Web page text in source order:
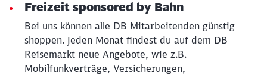
Freizeit sponsored by Bahn
Bei uns können alle DB Mitarbeitenden günstig
shoppen. Jeden Monat findest du auf dem DB
Reisemarkt neue Angebote, wie z.B.
Mobilfunkverträge, Versicherungen,
werden?
Abbrechen Weiter